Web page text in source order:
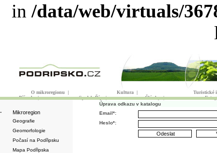
in /data/web/virtuals/
O mikroregionu | Kultura |
Turistické
Příroda| Spolek Říp| Články|
· Mikroregion
Geografie
Geomorfologie
Počasí na Podřipsku
Mapa Podřipska
Úprava odkazu v katalogu
Email*:
Heslo*: